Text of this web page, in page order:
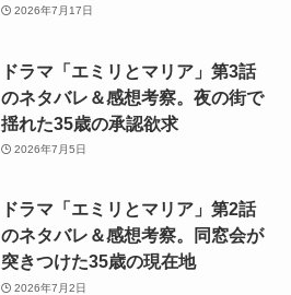
2026年7月17日
ドラマ「エミリとマリア」第3話
のネタバレ＆感想考察。夜の街で
揺れた35歳の承認欲求
2026年7月5日
ドラマ「エミリとマリア」第2話
のネタバレ＆感想考察。同窓会が
突きつけた35歳の現在地
2026年7月2日